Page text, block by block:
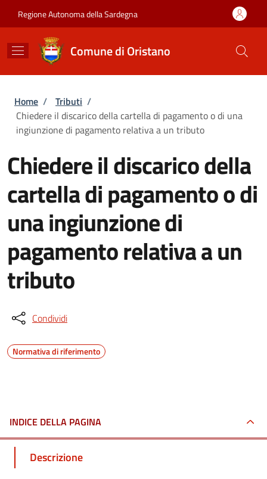
Regione Autonoma della Sardegna
Comune di Oristano
Briciole di pane
Home / Tributi /
Chiedere il discarico della cartella di pagamento o di una
ingiunzione di pagamento relativa a un tributo
Chiedere il discarico della
cartella di pagamento o di
una ingiunzione di
pagamento relativa a un
tributo
Condividi
Normativa di riferimento
INDICE DELLA PAGINA
Descrizione